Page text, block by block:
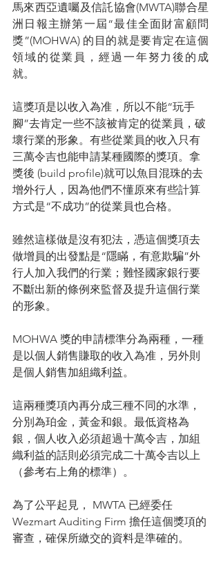
馬來西亞遺囑及信託協會(MWTA)聯合星
洲日報主辦第一屆“最佳全面財富顧問
獎”(MOHWA) 的目的就是要肯定在這個
領域的從業員，經過一年努力後的成
就。
這獎項是以收入為准，所以不能“玩手
腳”去肯定一些不該被肯定的從業員，破
壞行業的形象。有些從業員的收入只有
三萬令吉也能申請某種國際的獎項。拿
獎後 (build profile)就可以魚目混珠的去
增外行人，因為他們不懂原來有些計算
方式是“不成功”的從業員也合格。
雖然這樣做是沒有犯法，憑這個獎項去
做增員的出發點是“隱瞞，有意欺騙”外
行人加入我們的行業；難怪國家銀行要
不斷出新的條例來監督及提升這個行業
的形象。
MOHWA 獎的申請標準分為兩種，一種
是以個人銷售賺取的收入為准，另外則
是個人銷售加組織利益。
這兩種獎項內再分成三種不同的水準，
分別為珀金，黃金和銀。最低資格為
銀，個人收入必須超過十萬令吉，加組
織利益的話則必須完成二十萬令吉以上
（參考右上角的標準）。
為了公平起見， MWTA 已經委任
Wezmart Auditing Firm 擔任這個獎項的
審查，確保所繳交的資料是準確的。